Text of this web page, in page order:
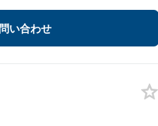
い合わせ